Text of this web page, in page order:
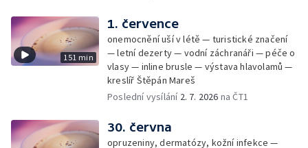
151 min
1. července
onemocnění uší v létě — turistické značení
— letní dezerty — vodní záchranáři — péče o
vlasy — inline brusle — výstava hlavolamů —
kreslíř Štěpán Mareš
Poslední vysílání 2. 7. 2026 na ČT1
30. června
opruzeniny, dermatózy, kožní infekce —